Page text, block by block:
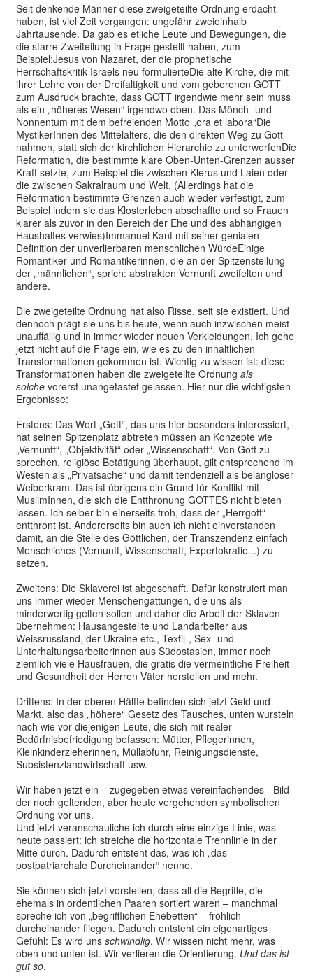
Seit denkende Männer diese zweigeteilte Ordnung erdacht
haben, ist viel Zeit vergangen: ungefähr zweieinhalb
Jahrtausende. Da gab es etliche Leute und Bewegungen, die
die starre Zweiteilung in Frage gestellt haben, zum
Beispiel:Jesus von Nazaret, der die prophetische
Herrschaftskritik Israels neu formulierteDie alte Kirche, die mit
ihrer Lehre von der Dreifaltigkeit und vom geborenen GOTT
zum Ausdruck brachte, dass GOTT irgendwie mehr sein muss
als ein „höheres Wesen“ irgendwo oben. Das Mönch- und
Nonnentum mit dem befreienden Motto „ora et labora“Die
MystikerInnen des Mittelalters, die den direkten Weg zu Gott
nahmen, statt sich der kirchlichen Hierarchie zu unterwerfenDie
Reformation, die bestimmte klare Oben-Unten-Grenzen ausser
Kraft setzte, zum Beispiel die zwischen Klerus und Laien oder
die zwischen Sakralraum und Welt. (Allerdings hat die
Reformation bestimmte Grenzen auch wieder verfestigt, zum
Beispiel indem sie das Klosterleben abschaffte und so Frauen
klarer als zuvor in den Bereich der Ehe und des abhängigen
Haushaltes verwies)Immanuel Kant mit seiner genialen
Definition der unverlierbaren menschlichen WürdeEinige
Romantiker und Romantikerinnen, die an der Spitzenstellung
der „männlichen“, sprich: abstrakten Vernunft zweifelten und
andere.
Die zweigeteilte Ordnung hat also Risse, seit sie existiert. Und
dennoch prägt sie uns bis heute, wenn auch inzwischen meist
unauffällig und in immer wieder neuen Verkleidungen. Ich gehe
jetzt nicht auf die Frage ein, wie es zu den inhaltlichen
Transformationen gekommen ist. Wichtig zu wissen ist: diese
Transformationen haben die zweigeteilte Ordnung als
solche vorerst unangetastet gelassen. Hier nur die wichtigsten
Ergebnisse:
Erstens: Das Wort „Gott“, das uns hier besonders interessiert,
hat seinen Spitzenplatz abtreten müssen an Konzepte wie
„Vernunft“, „Objektivität“ oder „Wissenschaft“. Von Gott zu
sprechen, religiöse Betätigung überhaupt, gilt entsprechend im
Westen als „Privatsache“ und damit tendenziell als belangloser
Weiberkram. Das ist übrigens ein Grund für Konflikt mit
MuslimInnen, die sich die Entthronung GOTTES nicht bieten
lassen. Ich selber bin einerseits froh, dass der „Herrgott“
entthront ist. Andererseits bin auch ich nicht einverstanden
damit, an die Stelle des Göttlichen, der Transzendenz einfach
Menschliches (Vernunft, Wissenschaft, Expertokratie...) zu
setzen.
Zweitens: Die Sklaverei ist abgeschafft. Dafür konstruiert man
uns immer wieder Menschengattungen, die uns als
minderwertig gelten sollen und daher die Arbeit der Sklaven
übernehmen: Hausangestellte und Landarbeiter aus
Weissrussland, der Ukraine etc., Textil-, Sex- und
Unterhaltungsarbeiterinnen aus Südostasien, immer noch
ziemlich viele Hausfrauen, die gratis die vermeintliche Freiheit
und Gesundheit der Herren Väter herstellen und mehr.
Drittens: In der oberen Hälfte befinden sich jetzt Geld und
Markt, also das „höhere“ Gesetz des Tausches, unten wursteln
nach wie vor diejenigen Leute, die sich mit realer
Bedürfnisbefriedigung befassen: Mütter, Pflegerinnen,
Kleinkinderzieherinnen, Müllabfuhr, Reinigungsdienste,
Subsistenzlandwirtschaft usw.
Wir haben jetzt ein – zugegeben etwas vereinfachendes - Bild
der noch geltenden, aber heute vergehenden symbolischen
Ordnung vor uns.
Und jetzt veranschauliche ich durch eine einzige Linie, was
heute passiert: ich streiche die horizontale Trennlinie in der
Mitte durch. Dadurch entsteht das, was ich „das
postpatriarchale Durcheinander“ nenne.
Sie können sich jetzt vorstellen, dass all die Begriffe, die
ehemals in ordentlichen Paaren sortiert waren – manchmal
spreche ich von „begrifflichen Ehebetten“ – fröhlich
durcheinander fliegen. Dadurch entsteht ein eigenartiges
Gefühl: Es wird uns schwindlig. Wir wissen nicht mehr, was
oben und unten ist. Wir verlieren die Orientierung. Und das ist
gut so.